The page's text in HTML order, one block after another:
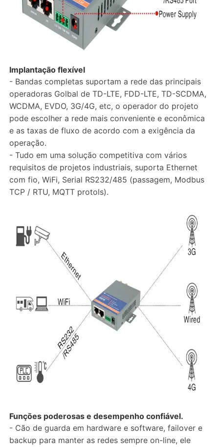
Implantação flexível
- Bandas completas suportam a rede das principais
operadoras Golbal de TD-LTE, FDD-LTE, TD-SCDMA,
WCDMA, EVDO, 3G/4G, etc, o operador do projeto
pode escolher a rede mais conveniente e econômica
e as taxas de fluxo de acordo com a exigência da
operação.
- Tudo em uma solução competitiva com vários
requisitos de projetos industriais, suporta Ethernet
com fio, WiFi, Serial RS232/485 (passagem, Modbus
TCP / RTU, MQTT protols).
Funções poderosas e desempenho confiável.
- Cão de guarda em hardware e software, failover e
backup para manter as redes sempre on-line, ele